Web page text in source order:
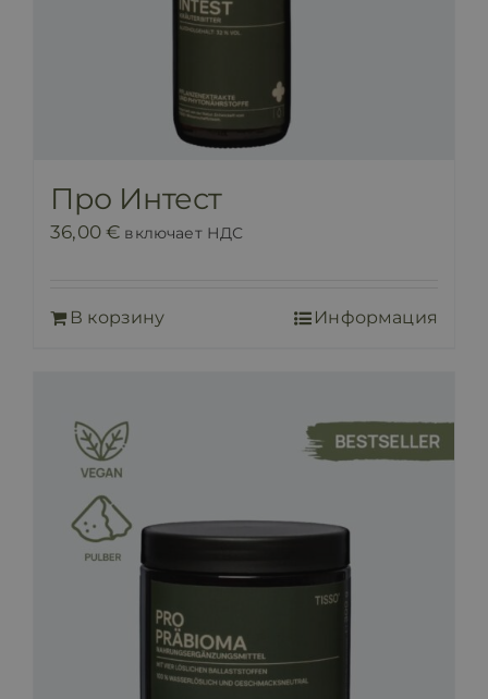
Про Интест
36,00€ включает НДС
В корзину Информация